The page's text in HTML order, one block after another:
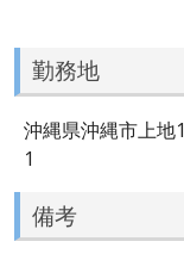
勤務地
沖縄県沖縄市上地
1
備考